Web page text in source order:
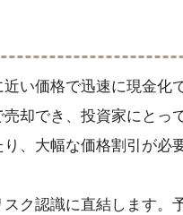
い価格で迅速に現金化
却でき、投資家にとっ
、大幅な価格割引が必
ク認識に直結します。